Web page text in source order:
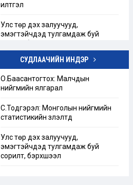
илтгэл
Улс төр дэх залуучууд,
эмэгтэйчүүдэд тулгамдаж буй
Төрийн бус байгууллагын тухай
хэрэгцээ, шаардлагын тандан
судалгаа
“Ашгийн бус байгууллага”-ын
талаарх Монгол улсын эрх зүйн
СУДЛААЧИЙН ИНДЭР
О.Баасантогтох: Малчдын
нийгмийн ялгарал
С.Тодгэрэл: Монголын нийгмийн
статистикийн үзүүлэлтүүд
Улс төр дэх залуучууд,
эмэгтэйчүүдэд тулгамдаж буй
сорилт, бэрхшээл